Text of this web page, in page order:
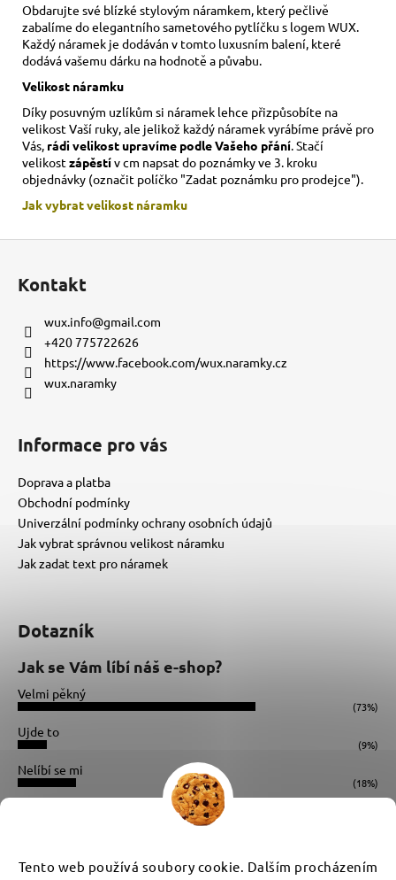
Tento web používá soubory cookie. Dalším procházením
Obdarujte své blízké stylovým náramkem, který pečlivě
zabalíme do elegantního sametového pytlíčku s logem WUX.
Každý náramek je dodáván v tomto luxusním balení, které
dodává vašemu dárku na hodnotě a půvabu.
Velikost náramku
Díky posuvným uzlíkům si náramek lehce přizpůsobíte na
velikost Vaší ruky, ale jelikož každý náramek vyrábíme právě pro
Vás, rádi velikost upravíme podle Vašeho přání . Stačí
velikostzápěstív cm napsat do poznámky ve 3. kroku
objednávky (označit políčko "Zadat poznámku pro prodejce").
Jak vybrat velikost náramku
Kontakt
wux.info@gmail.com
+420 775722626
https://www.facebook.com/wux.naramky.cz
wux.naramky
Informace pro vás
Doprava a platba
Obchodní podmínky
Univerzální podmínky ochrany osobních údajů
Jak vybrat správnou velikost náramku
Jak zadat text pro náramek
Dotazník
Jak se Vám líbí náš e-shop?
Velmi pěkný
(73%)
Ujde to
(9%)
Nelíbí se mi
(18%)
Instagram